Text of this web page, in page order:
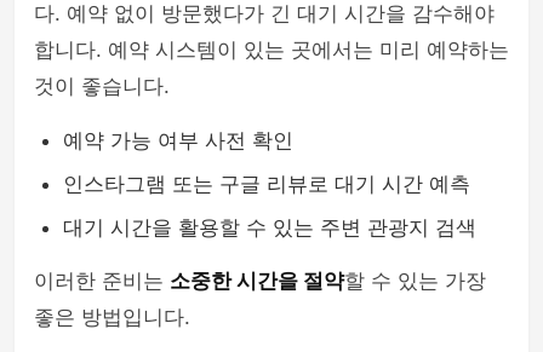
다. 예약 없이 방문했다가 긴 대기 시간을 감수해야
합니다. 예약 시스템이 있는 곳에서는 미리 예약하는
것이 좋습니다.
예약 가능 여부 사전 확인
인스타그램 또는 구글 리뷰로 대기 시간 예측
대기 시간을 활용할 수 있는 주변 관광지 검색
이러한 준비는 소중한 시간을 절약할 수 있는 가장
좋은 방법입니다.